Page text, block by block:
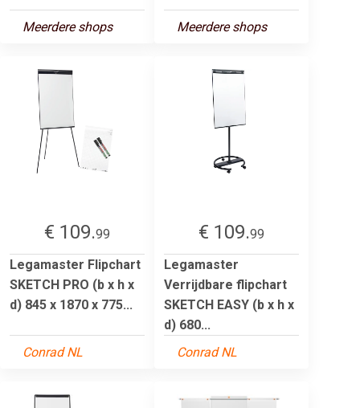
Meerdere shops Meerdere shops
€ 109.99
Legamaster Flipchart
SKETCH PRO (b x h x
d) 845 x 1870 x 775...
Conrad NL
€ 109.99
Legamaster
Verrijdbare flipchart
SKETCH EASY (b x h x
d) 680...
Conrad NL